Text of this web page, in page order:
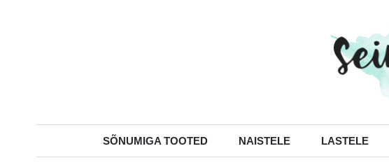
SÕNUMIGA TOOTED NAISTELE LASTELE